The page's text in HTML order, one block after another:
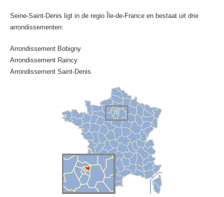
Seine-Saint-Denis ligt in de regio Île-de-France en bestaat uit drie
arrondissementen:
Arrondissement Bobigny
Arrondissement Raincy
Arrondissement Saint-Denis